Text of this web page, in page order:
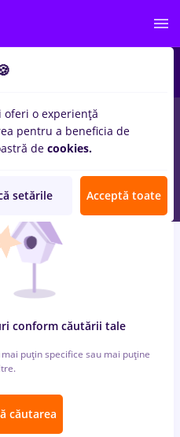
Full time
(< 2 ani)inConstructii /
conform căutării tale
puțin specifice sau mai puține
căutarea
oferi o experiență
pentru a beneficia de
de cookies.
setările Acceptă toate